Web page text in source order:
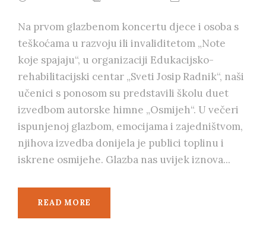
Na prvom glazbenom koncertu djece i osoba s
teškoćama u razvoju ili invaliditetom „Note
koje spajaju“, u organizaciji Edukacijsko-
rehabilitacijski centar „Sveti Josip Radnik“, naši
učenici s ponosom su predstavili školu duet
izvedbom autorske himne „Osmijeh“. U večeri
ispunjenoj glazbom, emocijama i zajedništvom,
njihova izvedba donijela je publici toplinu i
iskrene osmijehe. Glazba nas uvijek iznova...
READ MORE